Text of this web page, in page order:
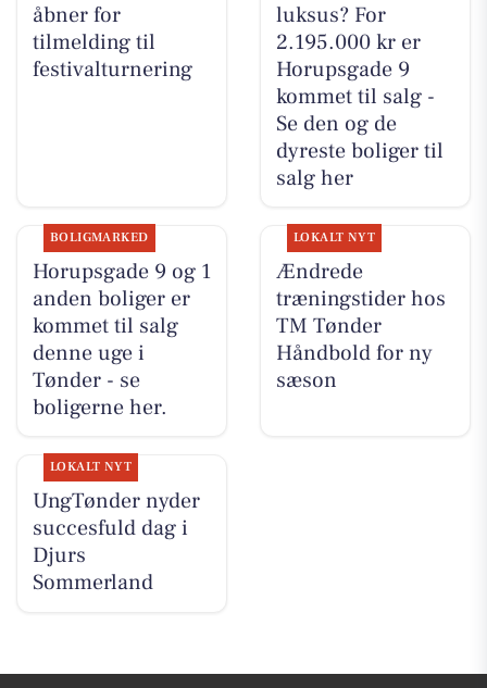
åbner for
tilmelding til
festivalturnering
luksus? For
2.195.000 kr er
Horupsgade 9
kommet til salg -
Se den og de
dyreste boliger til
salg her
BOLIGMARKED
Horupsgade 9 og 1
anden boliger er
kommet til salg
denne uge i
Tønder - se
boligerne her.
LOKALT NYT
Ændrede
træningstider hos
TM Tønder
Håndbold for ny
sæson
LOKALT NYT
UngTønder nyder
succesfuld dag i
Djurs
Sommerland